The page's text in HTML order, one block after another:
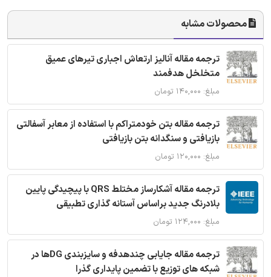
محصولات مشابه
ترجمه مقاله آنالیز ارتعاش اجباری تیرهای عمیق
متخلخل هدفمند
مبلغ: ۱۴۰,۰۰۰ تومان
ترجمه مقاله بتن خودمتراکم با استفاده از معابر آسفالتی
بازیافتی و سنگدانه بتن بازیافتی
مبلغ: ۱۲۰,۰۰۰ تومان
ترجمه مقاله آشکارساز مختلط QRS با پیچیدگی پایین
بلادرنگ جدید براساس آستانه گذاری تطبیقی
مبلغ: ۱۲۴,۰۰۰ تومان
ترجمه مقاله جایابی چندهدفه و سایزبندی DGها در
شبکه های توزیع با تضمین پایداری گذرا